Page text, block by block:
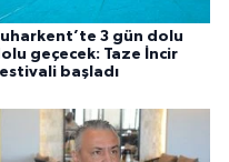
3 gün dolu
geçecek: Taze İncir
başladı